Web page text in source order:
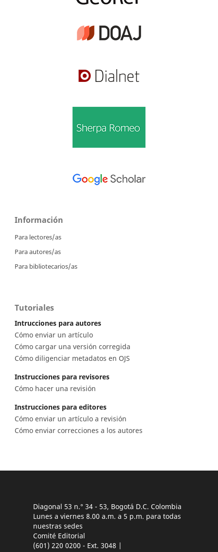
Información
Para lectores/as
Para autores/as
Para bibliotecarios/as
Tutoriales
Intrucciones para autores
Cómo enviar un artículo
Cómo cargar una versión corregida
Cómo diligenciar metadatos en OJS
Instrucciones para revisores
Cómo hacer una revisión
Instrucciones para editores
Cómo enviar un artículo a revisión
Cómo enviar correcciones a los autores
Diagonal 53 n.° 34 - 53, Bogotá D.C. Colombia
Lunes a viernes 8.00 a.m. a 5 p.m. para todas
nuestras sedes
Comité Editorial
(601) 220 0200 - Ext. 3048 |